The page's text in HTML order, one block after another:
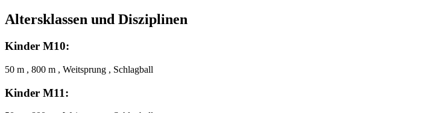
Altersklassen und Disziplinen
Kinder M10:
50 m , 800 m , Weitsprung , Schlagball
Kinder M11: